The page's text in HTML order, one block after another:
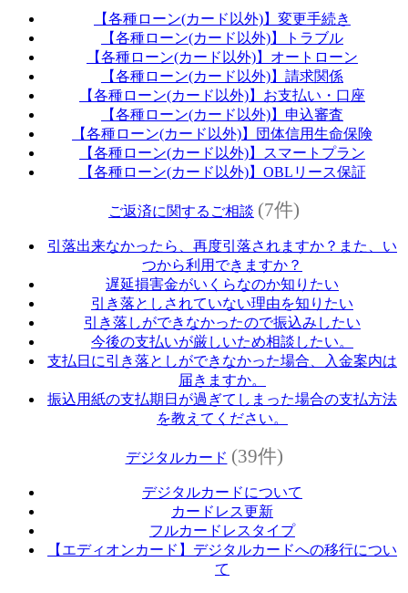
【各種ローン(カード以外)】変更手続き
【各種ローン(カード以外)】トラブル
【各種ローン(カード以外)】オートローン
【各種ローン(カード以外)】請求関係
【各種ローン(カード以外)】お支払い・口座
【各種ローン(カード以外)】申込審査
【各種ローン(カード以外)】団体信用生命保険
【各種ローン(カード以外)】スマートプラン
【各種ローン(カード以外)】OBLリース保証
ご返済に関するご相談 (7件)
引落出来なかったら、再度引落されますか？また、い
つから利用できますか？
遅延損害金がいくらなのか知りたい
引き落としされていない理由を知りたい
引き落しができなかったので振込みしたい
今後の支払いが厳しいため相談したい。
支払日に引き落としができなかった場合、入金案内は
届きますか。
振込用紙の支払期日が過ぎてしまった場合の支払方法
を教えてください。
デジタルカード (39件)
デジタルカードについて
カードレス更新
フルカードレスタイプ
【エディオンカード】デジタルカードへの移行につい
て